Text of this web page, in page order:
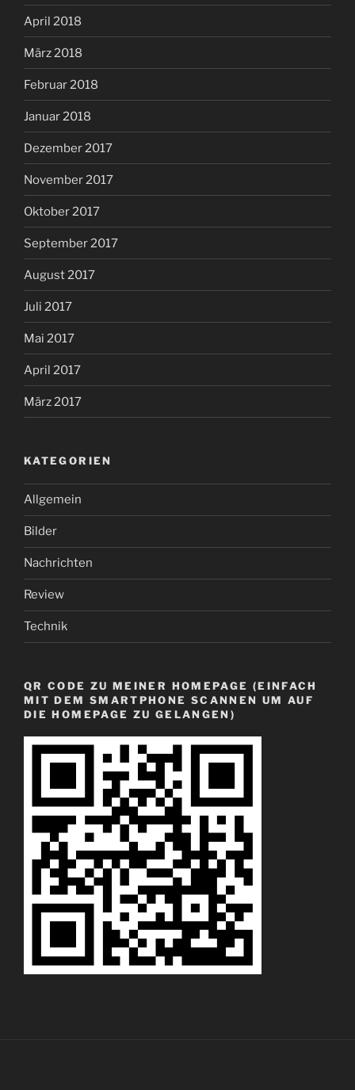
April 2018
März 2018
Februar 2018
Januar 2018
Dezember 2017
November 2017
Oktober 2017
September 2017
August 2017
Juli 2017
Mai 2017
April 2017
März 2017
KATEGORIEN
Allgemein
Bilder
Nachrichten
Review
Technik
QR CODE ZU MEINER HOMEPAGE (EINFACH
MIT DEM SMARTPHONE SCANNEN UM AUF
DIE HOMEPAGE ZU GELANGEN)